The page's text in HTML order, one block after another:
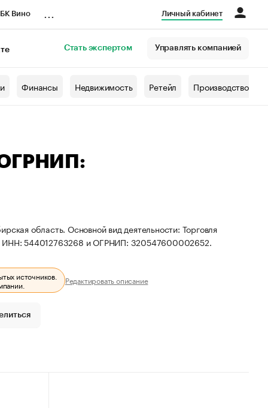
Вино Личный кабинет
Стать экспертом Управлять компанией
Финансы Недвижимость Ретейл Производство
область. Основной вид деятельности: Торговля
ИНН: 544012763268 и ОГРНИП: 320547600002652.
источников. Редактировать описание